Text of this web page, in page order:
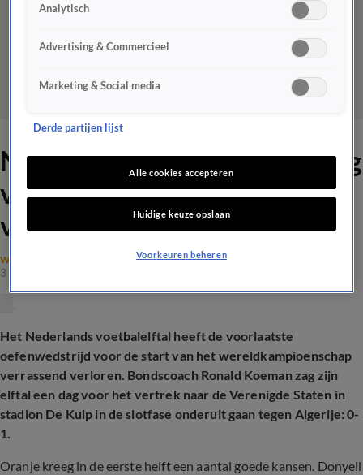
Nederlands elftal verliest dag
voor vertrek naar het WK
van Algerije
WK VOETBAL
3 juni 2026, 22:38
Het Nederlands voetbalelftal heeft de voorlaatste
oefenwedstrijd voor de start van het wereldkampioenschap
verrassend verloren. Bondscoach Ronald Koeman zag zijn
elftal een dag voor het vertrek naar de Verenigde Staten in
stadion De Kuip in de slotfase onderuit gaan tegen Algerije: 0-
1.
Oranje kreeg in de eerste helft een aantal goede kansen. Donyell
Analytisch
Advertising & Commercieel
Marketing & Social media
Derde partijen lijst
Alle cookies accepteren
Huidige keuze opslaan
Voorkeuren beheren